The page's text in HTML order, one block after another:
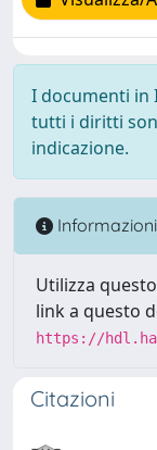
I documenti in
tutti i diritti
indicazione.
Informazioni
Utilizza
link a questo
https://
Citazioni